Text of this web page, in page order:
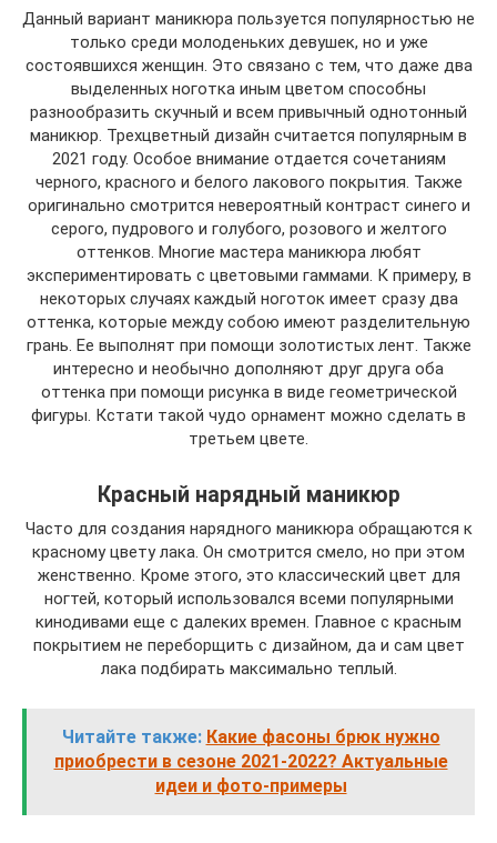
Данный вариант маникюра пользуется популярностью не
только среди молоденьких девушек, но и уже
состоявшихся женщин. Это связано с тем, что даже два
выделенных ноготка иным цветом способны
разнообразить скучный и всем привычный однотонный
маникюр. Трехцветный дизайн считается популярным в
2021 году. Особое внимание отдается сочетаниям
черного, красного и белого лакового покрытия. Также
оригинально смотрится невероятный контраст синего и
серого, пудрового и голубого, розового и желтого
оттенков. Многие мастера маникюра любят
экспериментировать с цветовыми гаммами. К примеру, в
некоторых случаях каждый ноготок имеет сразу два
оттенка, которые между собою имеют разделительную
грань. Ее выполнят при помощи золотистых лент. Также
интересно и необычно дополняют друг друга оба
оттенка при помощи рисунка в виде геометрической
фигуры. Кстати такой чудо орнамент можно сделать в
третьем цвете.
Красный нарядный маникюр
Часто для создания нарядного маникюра обращаются к
красному цвету лака. Он смотрится смело, но при этом
женственно. Кроме этого, это классический цвет для
ногтей, который использовался всеми популярными
кинодивами еще с далеких времен. Главное с красным
покрытием не переборщить с дизайном, да и сам цвет
лака подбирать максимально теплый.
Читайте также: Какие фасоны брюк нужно
приобрести в сезоне 2021-2022? Актуальные
идеи и фото-примеры